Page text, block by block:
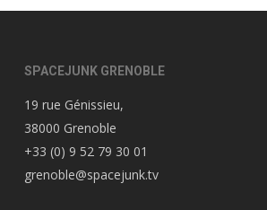
SPACEJUNK GRENOBLE
19 rue Génissieu,
38000 Grenoble
+33 (0) 9 52 79 30 01
grenoble@spacejunk.tv